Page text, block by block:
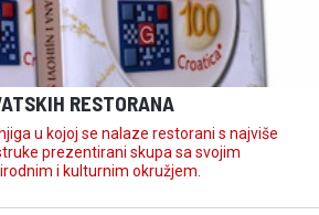
RESTORANA
u kojoj se nalaze restorani s najviše
i kulturnim okružjem.